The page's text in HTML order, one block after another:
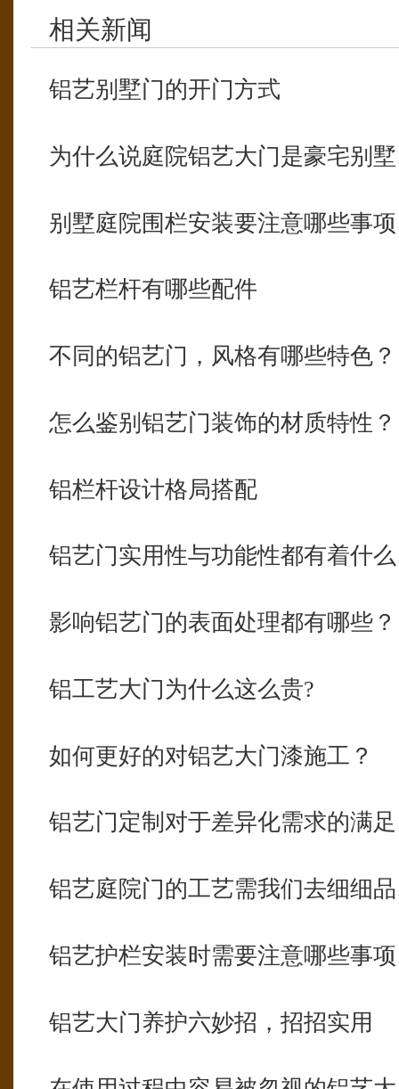
相关新闻
铝艺别墅门的开门方式
为什么说庭院铝艺大门是豪宅别
别墅庭院围栏安装要注意哪些事
铝艺栏杆有哪些配件
不同的铝艺门，风格有哪些特色？
怎么鉴别铝艺门装饰的材质特性？
铝栏杆设计格局搭配
铝艺门实用性与功能性都有着什
影响铝艺门的表面处理都有哪些？
铝工艺大门为什么这么贵?
如何更好的对铝艺大门漆施工？
铝艺门定制对于差异化需求的满
铝艺庭院门的工艺需我们去细细
铝艺护栏安装时需要注意哪些事
铝艺大门养护六妙招，招招实用